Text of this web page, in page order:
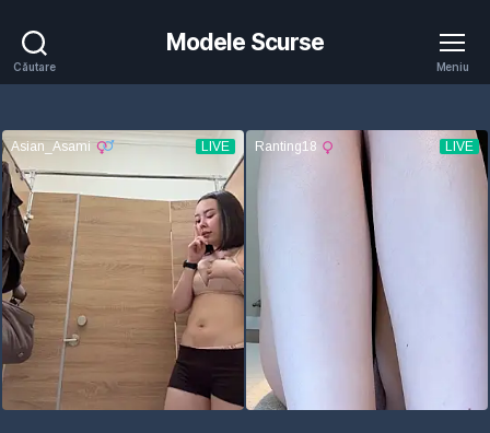
Căutare
Modele Scurse
Meniu